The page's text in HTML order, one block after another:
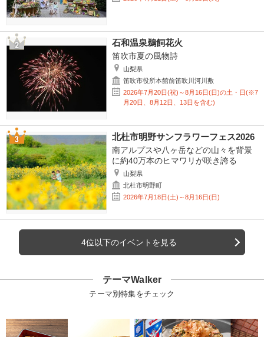
石和温泉鵜飼花火
笛吹市夏の風物詩
山梨県
笛吹市役所本館前笛吹川河川敷
2026年7月20日(祝)～8月16日(日)の土・日(※7
月20日、8月12日、13日を含む)
北杜市明野サンフラワーフェス2026
南アルプスや八ヶ岳などの山々を背景
に約40万本のヒマワリが咲き誇る
山梨県
北杜市明野町
2026年7月18日(土)～8月16日(日)
4位以下のイベントを見る
テーマWalker
テーマ別特集をチェック